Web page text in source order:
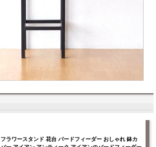
フラワースタンド 花台 バードフィーダー おしゃれ 鉢カ